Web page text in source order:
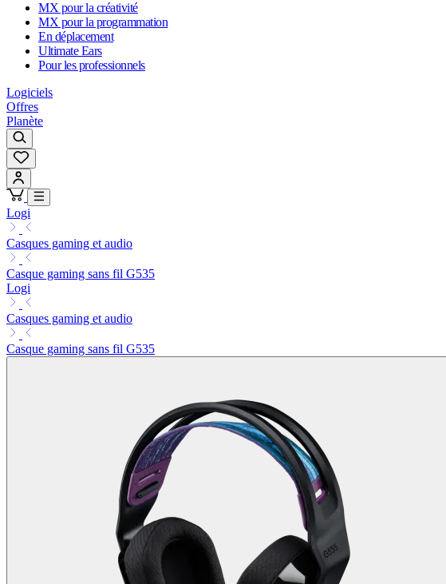
MX pour la créativité
MX pour la programmation
En déplacement
Ultimate Ears
Pour les professionnels
Logiciels
Offres
Planète
Logi
Casques gaming et audio
Casque gaming sans fil G535
Logi
Casques gaming et audio
Casque gaming sans fil G535